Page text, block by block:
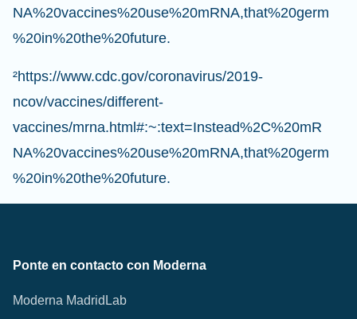
NA%20vaccines%20use%20mRNA,that%20germ
%20in%20the%20future.
²https://www.cdc.gov/coronavirus/2019-
ncov/vaccines/different-
vaccines/mrna.html#:~:text=Instead%2C%20mR
NA%20vaccines%20use%20mRNA,that%20germ
%20in%20the%20future.
Ponte en contacto con Moderna
Moderna MadridLab